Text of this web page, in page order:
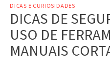
DICAS E CURIOSIDADES
DICAS DE
USO DE
MANUAIS